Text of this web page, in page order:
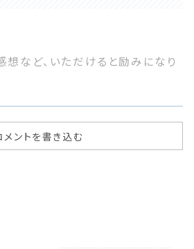
想など、いただけると励みになり
メントを書き込む